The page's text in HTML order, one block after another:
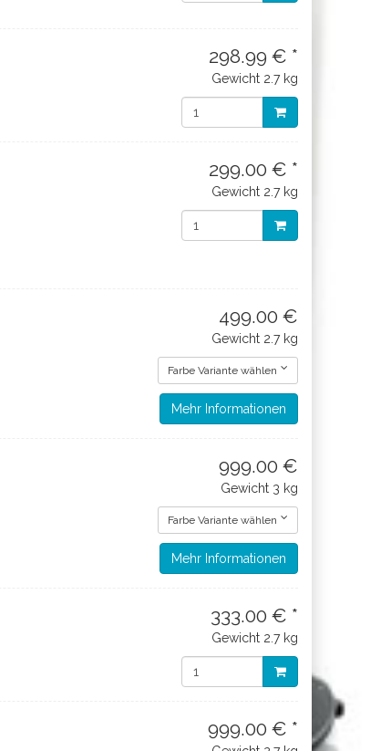
298.99 € *
Gewicht 2.7 kg
299.00 € *
Gewicht 2.7 kg
499.00 €
Gewicht 2.7 kg
Farbe Variante wählen
Mehr Informationen
999.00 €
Gewicht 3 kg
Farbe Variante wählen
Mehr Informationen
333.00 € *
Gewicht 2.7 kg
999.00 € *